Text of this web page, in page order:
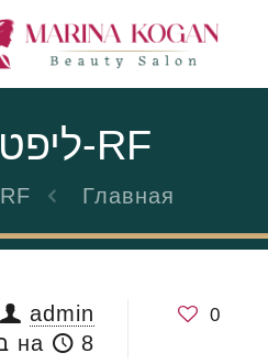
RF-ליפטינג-03
Главная RF-ליפטינג-03
0
admin
на
8 במאי 2026